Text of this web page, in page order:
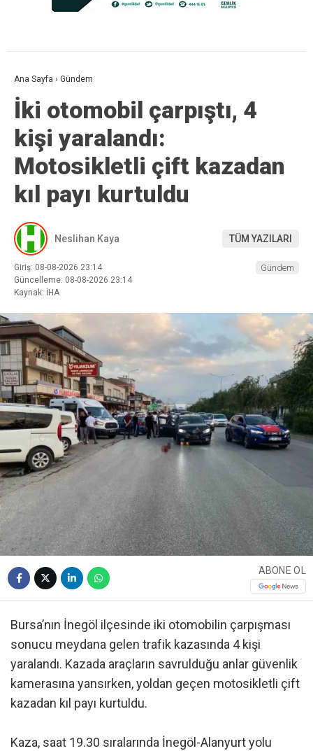
Ana Sayfa › Gündem
İki otomobil çarpıştı, 4
kişi yaralandı:
Motosikletli çift kazadan
kıl payı kurtuldu
Neslihan Kaya TÜM YAZILARI
Giriş: 08-08-2026 23:14
Güncelleme: 08-08-2026 23:14
Kaynak: İHA
Gündem
ABONE OL
Bursa’nın İnegöl ilçesinde iki otomobilin çarpışması
sonucu meydana gelen trafik kazasında 4 kişi
yaralandı. Kazada araçların savrulduğu anlar güvenlik
kamerasına yansırken, yoldan geçen motosikletli çift
kazadan kıl payı kurtuldu.
Kaza, saat 19.30 sıralarında İnegöl-Alanyurt yolu